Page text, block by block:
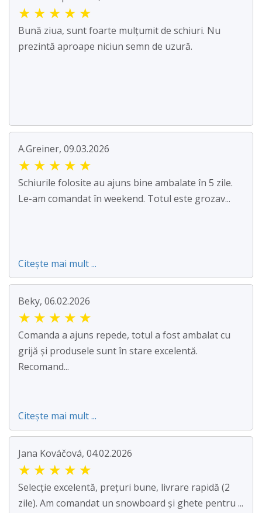
★ ★ ★ ★ ★
Bună ziua, sunt foarte mulțumit de schiuri. Nu
prezintă aproape niciun semn de uzură.
A.Greiner, 09.03.2026
★ ★ ★ ★ ★
Schiurile folosite au ajuns bine ambalate în 5 zile.
Le-am comandat în weekend. Totul este grozav...
Citește mai mult ...
Beky, 06.02.2026
★ ★ ★ ★ ★
Comanda a ajuns repede, totul a fost ambalat cu
grijă și produsele sunt în stare excelentă.
Recomand...
Citește mai mult ...
Jana Kováčová, 04.02.2026
★ ★ ★ ★ ★
Selecție excelentă, prețuri bune, livrare rapidă (2
zile). Am comandat un snowboard și ghete pentru ...